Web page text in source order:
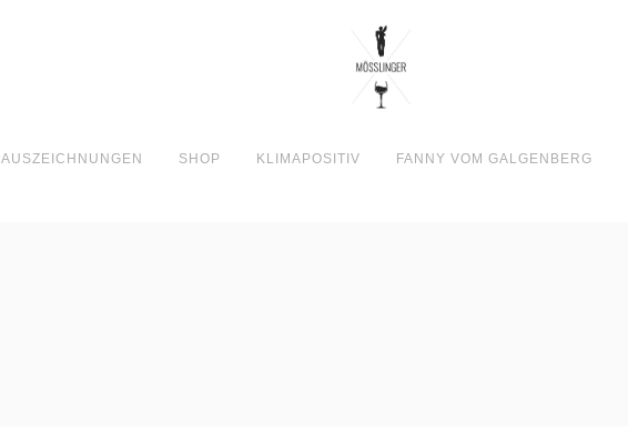
AUSZEICHNUNGEN SHOP KLIMAPOSITIV FANNY VOM GALGENBERG